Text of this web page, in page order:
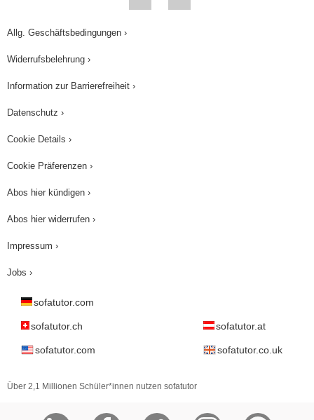
welchen sich die Königin entschieden hat. Die
Königin ist ganz vernarrt in den Teekannenhut,
Allg. Geschäftsbedingungen ›
Widerrufsbelehrung ›
Information zur Barrierefreiheit ›
Datenschutz ›
Cookie Details ›
Cookie Präferenzen ›
Abos hier kündigen ›
Abos hier widerrufen ›
Impressum ›
Jobs ›
sofatutor.com
sofatutor.ch sofatutor.at
sofatutor.com sofatutor.co.uk
Über 2,1 Millionen Schüler*innen nutzen sofatutor